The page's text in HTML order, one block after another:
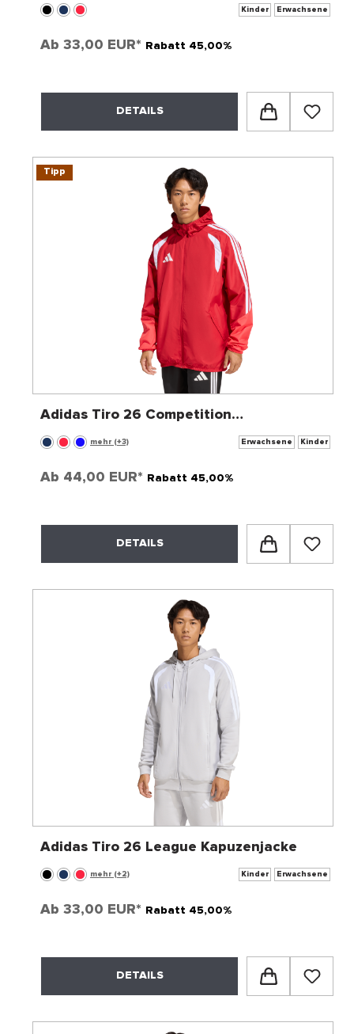
Kinder Erwachsene
Ab 33,00 EUR* Rabatt 45,00%
DETAILS
Tipp
Adidas Tiro 26 Competition
Allwetterjacke
mehr (+3) Erwachsene Kinder
Ab 44,00 EUR* Rabatt 45,00%
DETAILS
Adidas Tiro 26 League Kapuzenjacke
mehr (+2) Kinder Erwachsene
Ab 33,00 EUR* Rabatt 45,00%
DETAILS